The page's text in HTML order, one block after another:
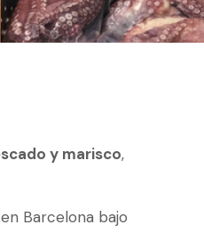
y marisco,
Barcelona bajo